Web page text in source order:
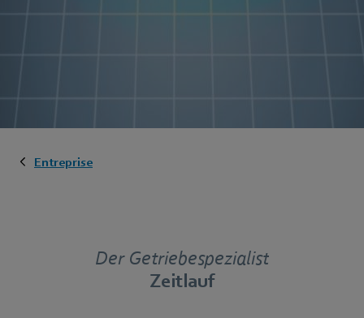
Entreprise
Der Getriebespezialist
Zeitlauf